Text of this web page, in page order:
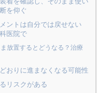
を仰ぐ
ントは自分では戻せない
医院で
放置するとどうなる？治療
おりに進まなくなる可能性
リスクがある